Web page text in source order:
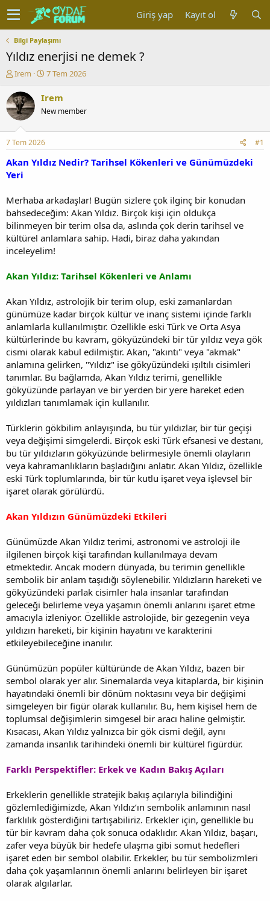
Giriş yap Kayıt ol
Bilgi Paylaşımı
Yıldız enerjisi ne demek ?
K
n
u
y
b
a
ş
a
a
n
Irem
B
ş
a
ç
i
h
i
7 Tem 2026
Irem
New member
7 Tem 2026 #1
Akan Yıldız Nedir? Tarihsel Kökenleri ve Günümüzdeki
Yeri
Merhaba arkadaşlar! Bugün sizlere çok ilginç bir konudan
bahsedeceğim: Akan Yıldız. Birçok kişi için oldukça
bilinmeyen bir terim olsa da, aslında çok derin tarihsel ve
kültürel anlamlara sahip. Hadi, biraz daha yakından
inceleyelim!
Akan Yıldız: Tarihsel Kökenleri ve Anlamı
Akan Yıldız, astrolojik bir terim olup, eski zamanlardan
günümüze kadar birçok kültür ve inanç sistemi içinde farklı
anlamlarla kullanılmıştır. Özellikle eski Türk ve Orta Asya
kültürlerinde bu kavram, gökyüzündeki bir tür yıldız veya gök
cismi olarak kabul edilmiştir. Akan, "akıntı" veya "akmak"
anlamına gelirken, "Yıldız" ise gökyüzündeki ışıltılı cisimleri
tanımlar. Bu bağlamda, Akan Yıldız terimi, genellikle
gökyüzünde parlayan ve bir yerden bir yere hareket eden
yıldızları tanımlamak için kullanılır.
Türklerin gökbilim anlayışında, bu tür yıldızlar, bir tür geçişi
veya değişimi simgelerdi. Birçok eski Türk efsanesi ve destanı,
bu tür yıldızların gökyüzünde belirmesiyle önemli olayların
veya kahramanlıkların başladığını anlatır. Akan Yıldız, özellikle
eski Türk toplumlarında, bir tür kutlu işaret veya işlevsel bir
işaret olarak görülürdü.
Akan Yıldızın Günümüzdeki Etkileri
Günümüzde Akan Yıldız terimi, astronomi ve astroloji ile
ilgilenen birçok kişi tarafından kullanılmaya devam
etmektedir. Ancak modern dünyada, bu terimin genellikle
sembolik bir anlam taşıdığı söylenebilir. Yıldızların hareketi ve
gökyüzündeki parlak cisimler hala insanlar tarafından
geleceği belirleme veya yaşamın önemli anlarını işaret etme
amacıyla izleniyor. Özellikle astrolojide, bir gezegenin veya
yıldızın hareketi, bir kişinin hayatını ve karakterini
etkileyebileceğine inanılır.
Günümüzün popüler kültüründe de Akan Yıldız, bazen bir
sembol olarak yer alır. Sinemalarda veya kitaplarda, bir kişinin
hayatındaki önemli bir dönüm noktasını veya bir değişimi
simgeleyen bir figür olarak kullanılır. Bu, hem kişisel hem de
toplumsal değişimlerin simgesel bir aracı haline gelmiştir.
Kısacası, Akan Yıldız yalnızca bir gök cismi değil, aynı
zamanda insanlık tarihindeki önemli bir kültürel figürdür.
Farklı Perspektifler: Erkek ve Kadın Bakış Açıları
Erkeklerin genellikle stratejik bakış açılarıyla bilindiğini
gözlemlediğimizde, Akan Yıldız’ın sembolik anlamının nasıl
farklılık gösterdiğini tartışabiliriz. Erkekler için, genellikle bu
tür bir kavram daha çok sonuca odaklıdır. Akan Yıldız, başarı,
zafer veya büyük bir hedefe ulaşma gibi somut hedefleri
işaret eden bir sembol olabilir. Erkekler, bu tür sembolizmleri
daha çok yaşamlarının önemli anlarını belirleyen bir işaret
olarak algılarlar.